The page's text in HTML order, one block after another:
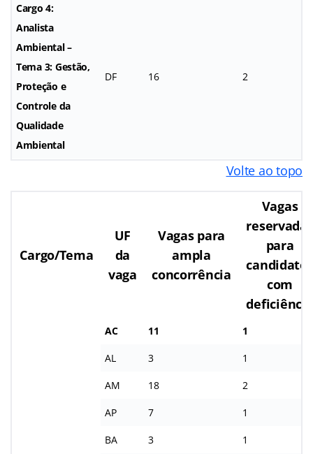
Cargo 4:
Analista
Ambiental –
Tema 3: Gestão,
Proteção e
Controle da
Qualidade
Ambiental
DF 16 2
Volte ao topo
Cargo/Tema
UF
da
vaga
Vagas para
ampla
concorrência
Vagas
reservadas
para
candidatos
com
deficiência
AC 11 1
AL 3 1
AM 18 2
AP 7 1
BA 3 1